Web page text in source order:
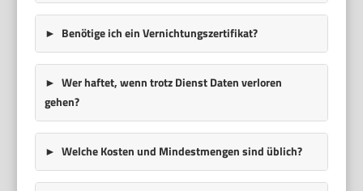
Benötige ich ein Vernichtungszertifikat?
Wer haftet, wenn trotz Dienst Daten verloren
gehen?
Welche Kosten und Mindestmengen sind üblich?